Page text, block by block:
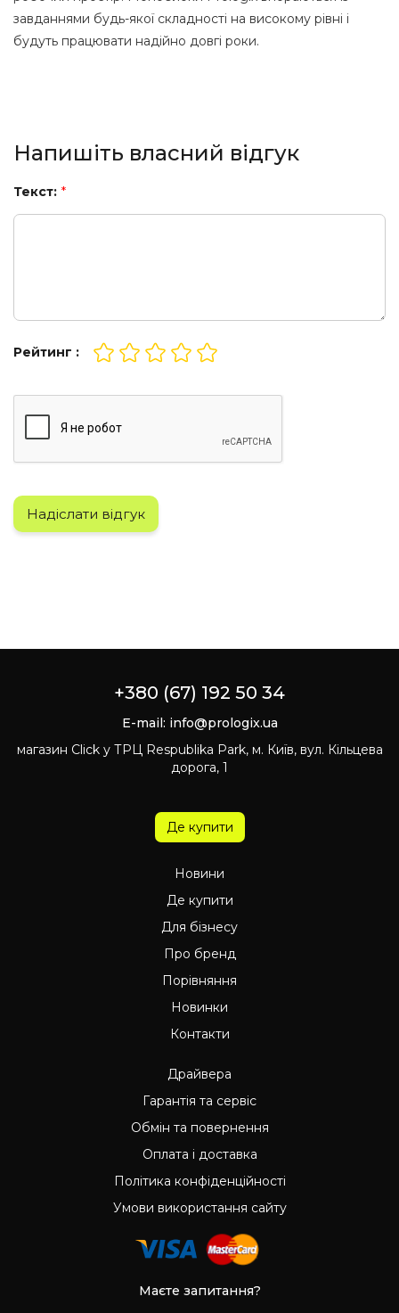
завданнями будь-якої складності на високому рівні і
будуть працювати надійно довгі роки.
Напишіть власний відгук
Текст: *
Рейтинг :
Надіслати відгук
+380 (67) 192 50 34
E-mail: info@prologix.ua
магазин Click у ТРЦ Respublika Park, м. Київ, вул. Кільцева
дорога, 1
Де купити
Новини
Де купити
Для бізнесу
Про бренд
Порівняння
Новинки
Контакти
Драйвера
Гарантія та сервіс
Обмін та повернення
Оплата і доставка
Політика конфіденційності
Умови використання сайту
Маєте запитання?